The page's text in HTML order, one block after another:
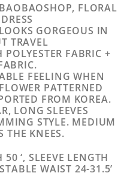
FLORAL
GORGEOUS IN
TRAVEL
POLYESTER FABRIC +
FEELING WHEN
PATTERNED
FROM KOREA.
LONG SLEEVES
STYLE. MEDIUM
THE KNEES.
50 ‘, SLEEVE LENGTH
WAIST 24-31.5’